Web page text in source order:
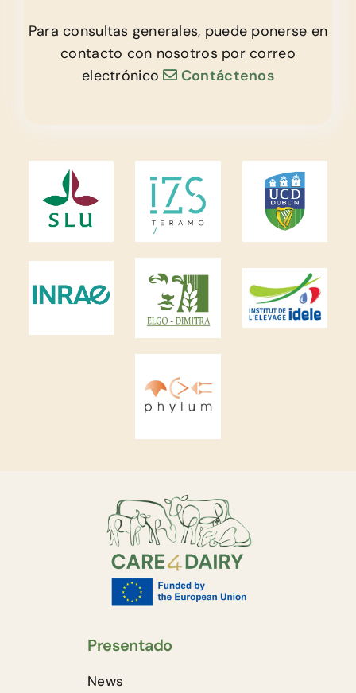
Para consultas generales, puede ponerse en
contacto con nosotros por correo
electrónico
Contáctenos
Presentado
News